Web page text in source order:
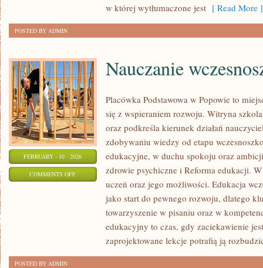
w której wytłumaczone jest [ Read More ]
POSTED BY ADMIN
FEBRUARY - 10 - 2026
COMMENTS OFFON
NAUCZANIE
WCZESNOSZKOLNE
Nauczanie
Placówka Podstawowa w Popowie to
się z wspieraniem rozwoju. Witryna
oraz podkreśla kierunek działań
zdobywaniu wiedzy od etapu
edukacyjne, w duchu spokoju oraz
zdrowie psychiczne i Reforma edukacji.
uczeń oraz jego możliwości. Edukacja
jako start do pewnego rozwoju, dlatego
towarzyszenie w pisaniu oraz w
edukacyjny to czas, gdy zaciekawienie
zaprojektowane lekcje potrafią ją
POSTED BY ADMIN